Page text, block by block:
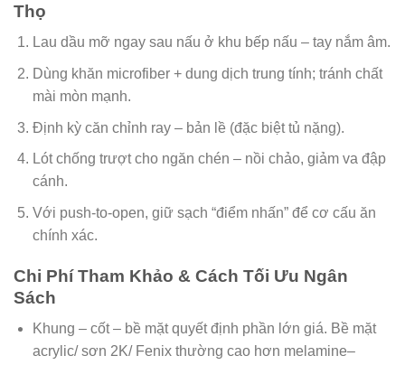
Thọ
Lau dầu mỡ ngay sau nấu ở khu bếp nấu – tay nắm âm.
Dùng khăn microfiber + dung dịch trung tính; tránh chất
mài mòn mạnh.
Định kỳ căn chỉnh ray – bản lề (đặc biệt tủ nặng).
Lót chống trượt cho ngăn chén – nồi chảo, giảm va đập
cánh.
Với push-to-open, giữ sạch “điểm nhấn” để cơ cấu ăn
chính xác.
Chi Phí Tham Khảo & Cách Tối Ưu Ngân
Sách
Khung – cốt – bề mặt quyết định phần lớn giá. Bề mặt
acrylic/ sơn 2K/ Fenix thường cao hơn melamine–